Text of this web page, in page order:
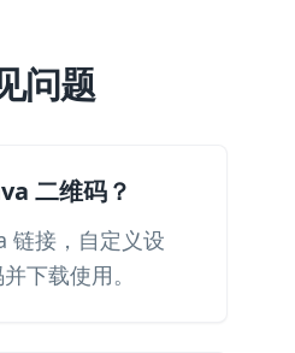
问题
二维码？
链接，自定义设
下载使用。